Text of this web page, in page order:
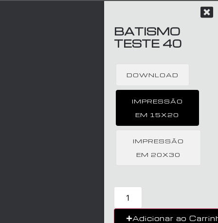
BATISMO
TESTE 40
DOWNLOAD
IMPRESSÃO
EM 15X20
IMPRESSÃO
EM 20X30
Adicionar ao